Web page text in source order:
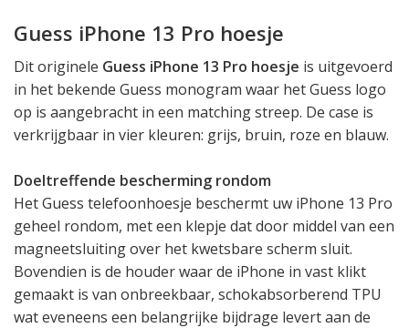
Guess iPhone 13 Pro hoesje
Dit originele Guess iPhone 13 Pro hoesje is uitgevoerd
in het bekende Guess monogram waar het Guess logo
op is aangebracht in een matching streep. De case is
verkrijgbaar in vier kleuren: grijs, bruin, roze en blauw.
Doeltreffende bescherming rondom
Het Guess telefoonhoesje beschermt uw iPhone 13 Pro
geheel rondom, met een klepje dat door middel van een
magneetsluiting over het kwetsbare scherm sluit.
Bovendien is de houder waar de iPhone in vast klikt
gemaakt is van onbreekbaar, schokabsorberend TPU
wat eveneens een belangrijke bijdrage levert aan de